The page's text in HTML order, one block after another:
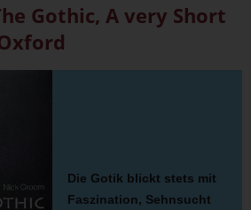
Gothic, A very Short
Die Gotik blickt stets mit
Faszination, Sehnsucht